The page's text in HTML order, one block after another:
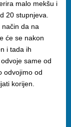
malo mekšu i
20 stupnjeva.
način da na
će se nakon
i tada ih
same od
odvojimo od
korijen.